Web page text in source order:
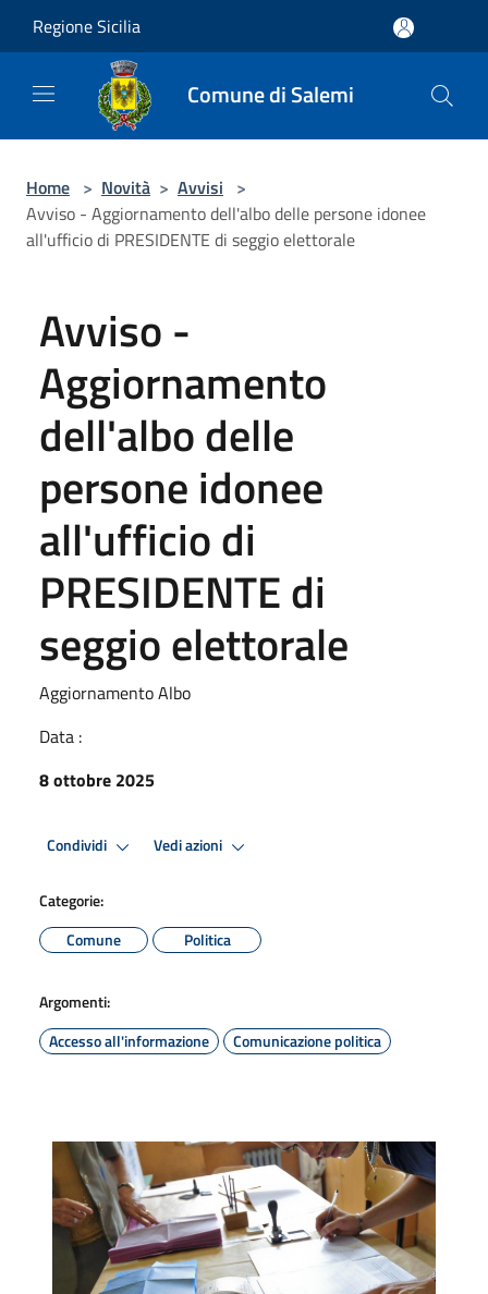
Regione Sicilia
Comune di Salemi
Home > Novità > Avvisi >
Avviso - Aggiornamento dell'albo delle persone idonee
all'ufficio di PRESIDENTE di seggio elettorale
Avviso -
Aggiornamento
dell'albo delle
persone idonee
all'ufficio di
PRESIDENTE di
seggio elettorale
Aggiornamento Albo
Data :
8 ottobre 2025
Condividi Vedi azioni
Categorie:
Comune
Politica
Argomenti:
Accesso all'informazione
Comunicazione politica